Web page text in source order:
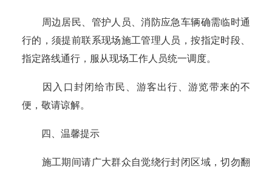
周边居民、管护人员、消防应急车辆确需临时通
行的，须提前联系现场施工管理人员，按指定时段、
指定路线通行，服从现场工作人员统一调度。
因入口封闭给市民、游客出行、游览带来的不
便，敬请谅解。
四、温馨提示
施工期间请广大群众自觉绕行封闭区域，切勿翻